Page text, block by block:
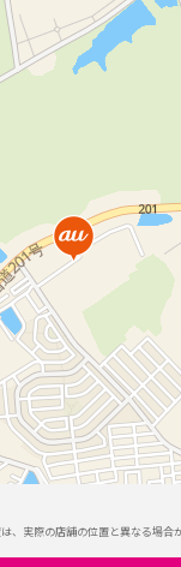
サイト
、実際の店舗の位置と異なる場合